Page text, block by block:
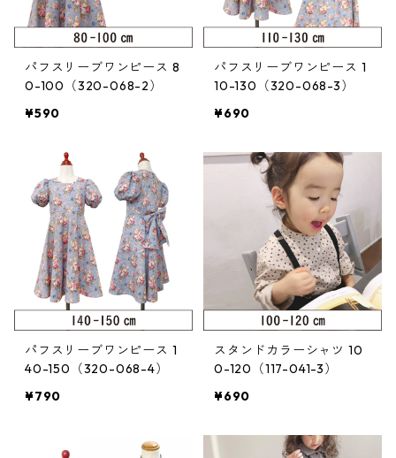
パフスリーブワンピース 8
0-100（320-068-2）
¥590
パフスリーブワンピース 1
10-130（320-068-3）
¥690
パフスリーブワンピース 1
40-150（320-068-4）
¥790
スタンドカラーシャツ 10
0-120（117-041-3）
¥690